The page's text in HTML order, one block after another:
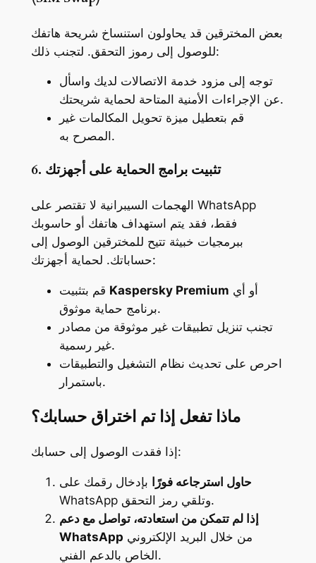
بعض المخترقين قد يحاولون استنساخ شريحة هاتفك
للوصول إلى رموز التحقق. لتجنب ذلك:
توجه إلى مزود خدمة الاتصالات لديك واسأل
عن الإجراءات الأمنية المتاحة لحماية شريحتك.
قم بتعطيل ميزة تحويل المكالمات غير
المصرح به.
6. تثبيت برامج الحماية على أجهزتك
الهجمات السيبرانية لا تقتصر على WhatsApp
فقط، فقد يتم استهداف هاتفك أو حاسوبك
ببرمجيات خبيثة تتيح للمخترقين الوصول إلى
حساباتك. لحماية أجهزتك:
Kaspersky Premium
برنامج حماية موثوق.
تجنب تنزيل تطبيقات غير موثوقة من مصادر
غير رسمية.
احرص على تحديث نظام التشغيل والتطبيقات
باستمرار.
ماذا تفعل إذا تم اختراق حسابك؟
إذا فقدت الوصول إلى حسابك:
حاول استرجاعه فورًا بإدخال رقمك على
WhatsApp وتلقي رمز التحقق.
إذا لم تتمكن من استعادته، تواصل مع دعم
WhatsApp
الخاص بالدعم الفني.